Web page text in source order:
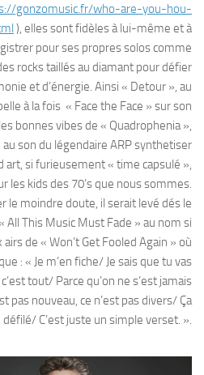
gonzomusic.fr/who-are-you-hou-
), elles sont fidèles à lui-même et à
pour ses propres solos comme
rocks taillés au diamant pour défier
et d’énergie. Ainsi « Detour », au
à la fois « Face the Face » sur son
bonnes vibes de « Quadrophenia »,
son du légendaire ARP synthetiser
art, si furieusement « time capsulé »,
les kids des 70’s que nous sommes.
le moindre doute, il serait levé dés le
All This Music Must Fade » au nom si
de « Won’t Get Fooled Again » où
: « Je m’en fiche/ Je sais que tu vas
tout/ Parce qu’on ne s’est jamais
pas nouveau, ce n’est pas divers/ Ça
défilé/ C’est juste un simple verset. ».